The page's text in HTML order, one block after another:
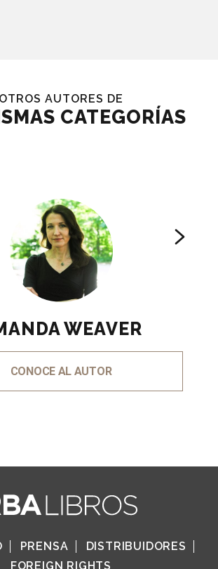
OTROS AUTORES DE
CATEGORÍAS
WEAVER
CONOCE AL AUTOR
PRENSA
DISTRIBUIDORES
FOREIGN RIGHTS